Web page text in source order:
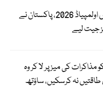
انٹرنیشنل نیوکلیئر سائنس اولمپیاڈ 2026، پاکستان نے
جیت لیے
مذاکرات کی میز پر لا کر وہ
طاقتیں نہ کرسکیں، ساؤتھ